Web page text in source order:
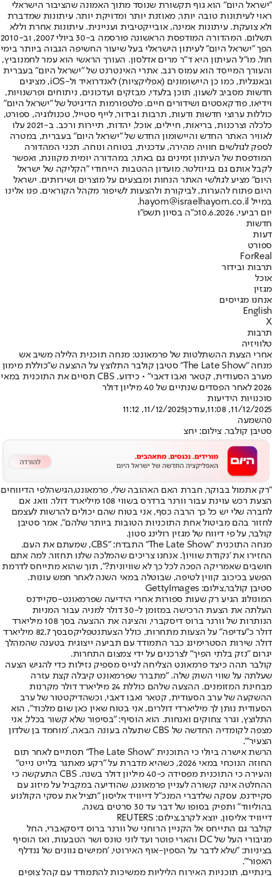
"ישראל היום" הוא גוף תקשורת שנוסד מתוך האמונה שהציבור הישראלי
ראוי לעיתונות טובה יותר, מאוזנת יותר ומדויקת יותר. עיתונות שמדברת
ולא צועקת. עיתונות אמינה, אובייקטיבית ועניינית. עיתונות אחרת וללא
תשלום. המהדורה המודפסת הראשונה פורסמה ב-30 ביולי 2007, וב-2010
הפך "ישראל היום" לעיתון הישראלי בעל שיעור החשיפה הגבוה ביותר בימי
חול. מו"ל העיתון היא ד"ר מרים אדלסון. העורך הראשי הוא עמר לחמנוביץ,
והעורך המייסד הוא עמוס רגב. אתרי האינטרנט של "ישראל היום" בעברית
ובאנגלית, כמו כן היישומונים (אפליקציות) לאנדרואיד ול-iOS, מציגים
חדשות מסביב לשעון, תוכן בלעדי, מבזקים ועדכונים, ניתוחים ופרשנויות,
וידיאו, פודקאסטים ושידורים חיים. פלטפורמות הדיגיטל של "ישראל היום"
כוללות ערוצי חדשות ודעות, תרבות ובידור, לייף סטייל, טכנולוגיה, ספורט,
כלכלה וצרכנות, בריאות, חיילים, אוכל, יהדות, תיירות ורכב. ב-2021 עלו
לאוויר האתר החדש והיישומון החדש של "ישראל היום" בעברית, במטרה
לספק לגולשים חוויה מהירה, עדכנית, בטוחה ונוחה. תכני המהדורה
המודפסת של העיתון זמינים גם באתר, במהדורה יומית מקוונת, ואפשר
לקבל אותם גם בניוזלטר. מועדון ההטבות הייחודי "הקליקה של ישראל
היום" מציע לגולשי האתר הנחות ומבצעים על מוצרים ושירותים. ישראל
היום פתוח להערות, לביקורת ולהצעות לשיפור מקהל הקוראים. פנו אלינו
במייל hayom@israelhayom.co.il.
יום רביעי, 10.6.2026
כ"ה בסיון תשפ"ו
חדשות
דעות
ספורט
ForReal
תרבות ובידור
אוכל
מגזין
אנחנו מגייסים
English
X
תרבות
טלוויזיה
אחרי הצעת ההשתלטות של פרמאונט: מנחה תוכנית הלילה משיב אש
מנחה "The Late Show" סטיבן קולבר התלוצץ על ההצעה ש"כוללת מימון
מערב הסעודית, קטאר ואבו דאבי" • כידוע, CBS תסיים את התוכנית במאי
2026 לאחר הפסדים שנתיים של 40 מיליון דולר
סוכנויות הידיעות
11/12/2025, 11:08
,עודכן11/12/2025, 11:12
0השמעה
סטיבן קולבר. צילום: יחצ
"רק אתמול בבוקר, חברת האם האהובה שלי, פרמאונט,הגישהלפי הדיווחים
הצעת רכש עוינת עבור וורנר ברדרס בשווי 108 מיליארד דולר. וואו. אם
לחברה שלי יש כל כך הרבה כסף, אני בטוח שהם יכולים להרשות לעצמם
לחזור בהם מביטול אחת התוכניות הטובות ביותר שלהם", אמר סטיבן
קולבר, על פי דיווח של מגזין רולינג סטון.
מנחה התוכנית "The Late Show" התבדח: "CBS, שמעתם את העם.
החזירו את 'נקודת שוויון'. אנחנו צריכים שהמלכה שלנו תחזור. למה אתם
חושבים שאמריקה הפכה לכל כך לא שוויונית?", תוך שהוא מתייחס לדרמת
הפשע בכיכוב קווין לטיפה, שבוטלה במאי השנה לאחר חמש עונות.
סטיבן קולבר,צילום: GettyImages
המונולוג הגיע רק שעות ספורות אחרי הידיעה שפרמאונט-סקיידנס
העלתה את הצעת הרכישה במזומן ל-30 דולר למניה עבור המניות
הנותרות של וורנר ברוס דיסקברי, והציגה את ההצעה בסך 108 מיליארד
דולר כ"עדיפה" על הצעות מתחרות, כולל הצעתנטפליקס
בסך 82.7 מיליארד
דולר. שירות הסטרימינג כבר התמודד עם תביעה ייצוגית בטענה שהמהלך
יגרום "נזק בלתי הפיך" לצרכנים על ידי צמצום התחרות.
קולבר תהה כיצד פרמאונט הצליחה לגייס מספיק נזילות כדי להגיש הצעה
שעלתה על שווי השוק שלה. "מתברר שפרמאונט קיבלה קצת עזרה
מבחינת המזומנים. ההצעה שלהם כוללת 24 מיליארד דולר מקרנות
ההשקעה של ערב הסעודית, קטאר ואבו דאבי, וכשהדיקטטור של ערב
הסעודית נותן לך מיליארדי דולרים, אני בטוח שאין כאן שום מלכוד", הוא
התלוצץ, וגרר צחוקים ואנחות. הוא הוסיף: "בסיפור שלא קשור בכלל, אני
מצפה לקומדיה החדשה של CBS שתעלה בעונה הבאה, 'מוחמד בן שלדון
הצעיר'".
הרשת אישרה ביולי כי התוכנית "The Late Show" תסתיים לאחר תום
החוזה הנוכחי במאי 2026, כשהיא מדברת על "רקע מאתגר בלייט נייט"
והעירה כי התוכנית מפסידה כ-40 מיליון דולר בשנה. CBS התעקשה כי
ההחלטה אינה קשורה לעניין פרמאונט, שהודיעה במקביל על מיזוג עם
סקיידנס, עסקה שלדברי המנכ"ל דייוויד אליסון "תציל את עסקי הקולנוע
בהוליווד" ותפיק בסופו של דבר עד 30 סרטים בשנה.
דייוויד אליסון, יוצא לקרב,צילום: REUTERS
קולבר גם התייחס אל הקניין הרוחני של וורנר ברוס דיסקאברי, החל
מגיבורי העל של DC והארי פוטר ועד לוני טונס ושר הטבעות, ואז הוסיף
בציניות: "שלא לדבר על הספין-אוף האירוטי, 'חמישים גוונים של גנדלף
האפור'".
בינתיים, תוכניות האירוח הליליות ממשיכות להתמודד עם קהל צופים